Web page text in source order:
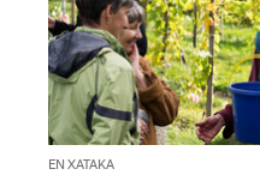
EN XATAKA